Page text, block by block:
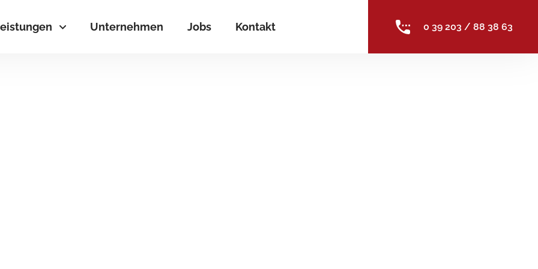
Unternehmen Jobs Kontakt 0 39 203 / 88 38 63